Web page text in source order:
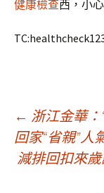
健康檢查西，小
文
章
← 浙江金華
回家“省親”人
減排回扣來